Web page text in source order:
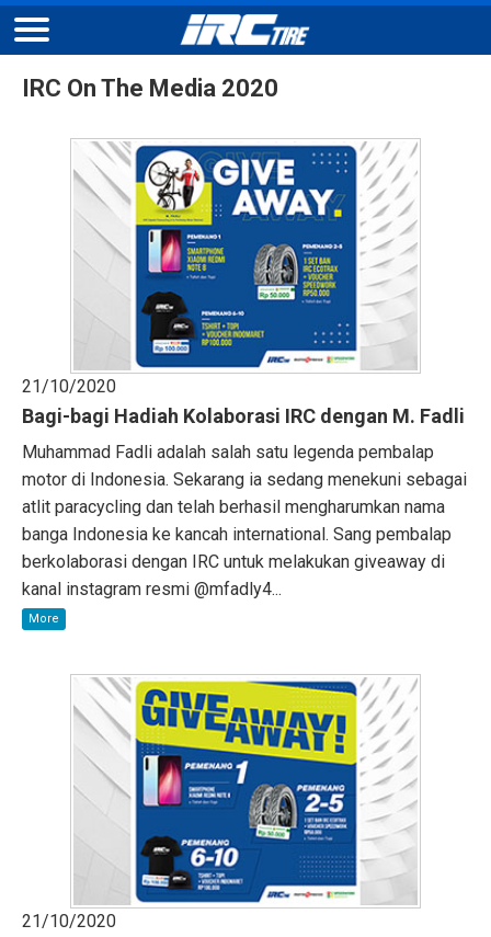
IRC On The Media 2020
21/10/2020
Bagi-bagi Hadiah Kolaborasi IRC dengan M. Fadli
Muhammad Fadli adalah salah satu legenda pembalap
motor di Indonesia. Sekarang ia sedang menekuni sebagai
atlit paracycling dan telah berhasil mengharumkan nama
banga Indonesia ke kancah international. Sang pembalap
berkolaborasi dengan IRC untuk melakukan giveaway di
kanal instagram resmi @mfadly4...
More
21/10/2020